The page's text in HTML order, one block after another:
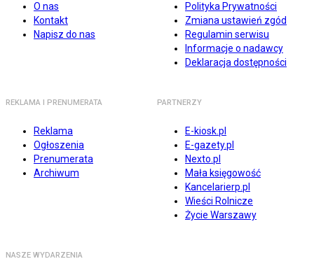
O nas
Kontakt
Napisz do nas
Polityka Prywatności
Zmiana ustawień zgód
Regulamin serwisu
Informacje o nadawcy
Deklaracja dostępności
REKLAMA I PRENUMERATA
Reklama
Ogłoszenia
Prenumerata
Archiwum
PARTNERZY
E-kiosk.pl
E-gazety.pl
Nexto.pl
Mała księgowość
Kancelarierp.pl
Wieści Rolnicze
Życie Warszawy
NASZE WYDARZENIA